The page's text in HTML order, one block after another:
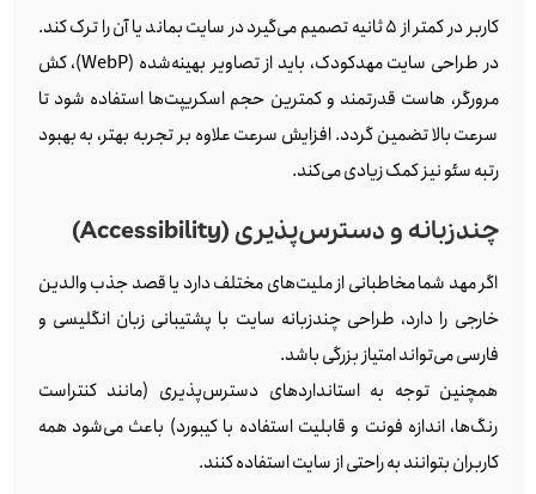
کاربر در کمتر از ۵ ثانیه تصمیم می‌گیرد در سایت بماند یا آن را ترک کند.
در طراحی سایت مهدکودک، باید از تصاویر بهینه‌شده (WebP)، کش
مرورگر، هاست قدرتمند و کمترین حجم اسکریپت‌ها استفاده شود تا
سرعت بالا تضمین گردد. افزایش سرعت علاوه بر تجربه بهتر، به بهبود
رتبه سئو نیز کمک زیادی می‌کند.
چندزبانه و دسترس‌پذیری (Accessibility)
اگر مهد شما مخاطبانی از ملیت‌های مختلف دارد یا قصد جذب والدین
خارجی را دارد، طراحی چندزبانه سایت با پشتیبانی زبان انگلیسی و
فارسی می‌تواند امتیاز بزرگی باشد.
همچنین توجه به استانداردهای دسترس‌پذیری (مانند کنتراست
رنگ‌ها، اندازه فونت و قابلیت استفاده با کیبورد) باعث می‌شود همه
کاربران بتوانند به راحتی از سایت استفاده کنند.